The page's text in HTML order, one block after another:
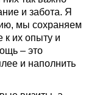
и забота. Я
мы сохраняем
к их опыту и
– это
и наполнить